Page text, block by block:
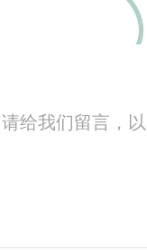
给我们留言，以